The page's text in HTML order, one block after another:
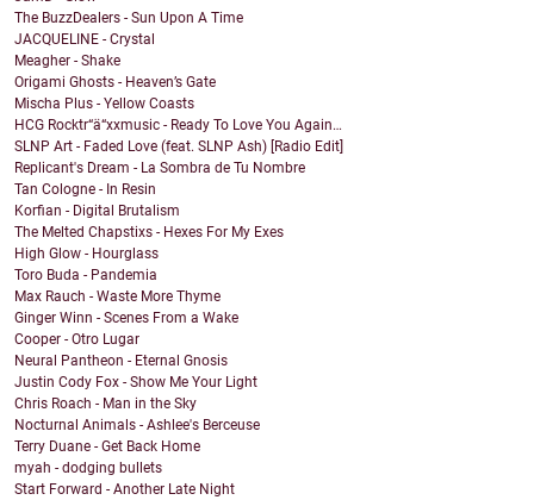
The BuzzDealers - Sun Upon A Time
JACQUELINE - Crystal
Meagher - Shake
Origami Ghosts - Heaven’s Gate
Mischa Plus - Yellow Coasts
HCG Rocktr“ä“xxmusic - Ready To Love You Again…
SLNP Art - Faded Love (feat. SLNP Ash) [Radio Edit]
Replicant's Dream - La Sombra de Tu Nombre
Tan Cologne - In Resin
Korfian - Digital Brutalism
The Melted Chapstixs - Hexes For My Exes
High Glow - Hourglass
Toro Buda - Pandemia
Max Rauch - Waste More Thyme
Ginger Winn - Scenes From a Wake
Cooper - Otro Lugar
Neural Pantheon - Eternal Gnosis
Justin Cody Fox - Show Me Your Light
Chris Roach - Man in the Sky
Nocturnal Animals - Ashlee's Berceuse
Terry Duane - Get Back Home
myah - dodging bullets
Start Forward - Another Late Night